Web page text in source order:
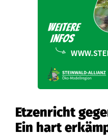
Etzenricht
Ein hart